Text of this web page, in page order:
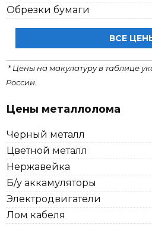
Обрезки бумаги
ВСЕ
* Цены на макулатуру в таблице
России.
Цены металлолома
Черный металл
Цветной металл
Нержавейка
Б/у аккамуляторы
Электродвигатели
Лом кабеля